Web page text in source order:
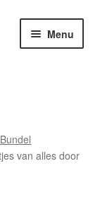
Menu
van alles door